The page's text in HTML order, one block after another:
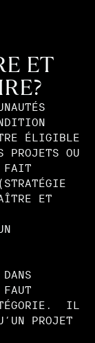
ET
ÉLIGIBLE
PROJETS OU
FAIT
ET
IL
PROJET